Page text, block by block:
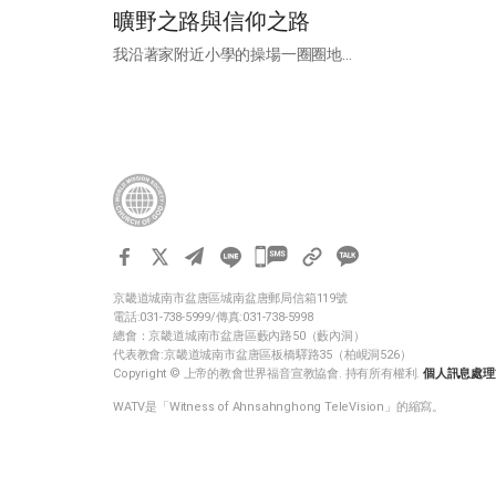
曠野之路與信仰之路
我沿著家附近小學的操場一圈圈地...
카
오
톡
공
하
京畿道城南市盆唐區城南盆唐郵局信箱119號
電話:031-738-5999/傳真:031-738-5998
總會：京畿道城南市盆唐區藪內路50（藪內洞）
代表教會:京畿道城南市盆唐區板橋驛路35（柏峴洞526）
Copyright © 上帝的教會世界福音宣教協會. 持有所有權利.個人訊息處
WATV是「Witness of Ahnsahnghong TeleVision」的縮寫。